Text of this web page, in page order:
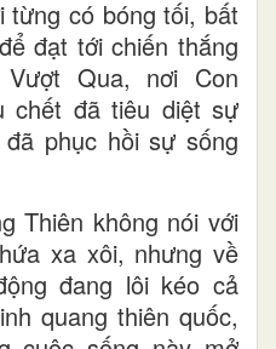
từng có bóng tối, bất
đạt tới chiến thắng
Qua, nơi Con
chết đã tiêu diệt sự
phục hồi sự sống
Thiên không nói với
xa xôi, nhưng về
đang lôi kéo cả
quang thiên quốc,